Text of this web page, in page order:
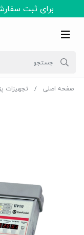
برای ثبت
صفحه اصلی تجهیزات